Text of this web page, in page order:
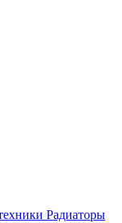
Радиаторы